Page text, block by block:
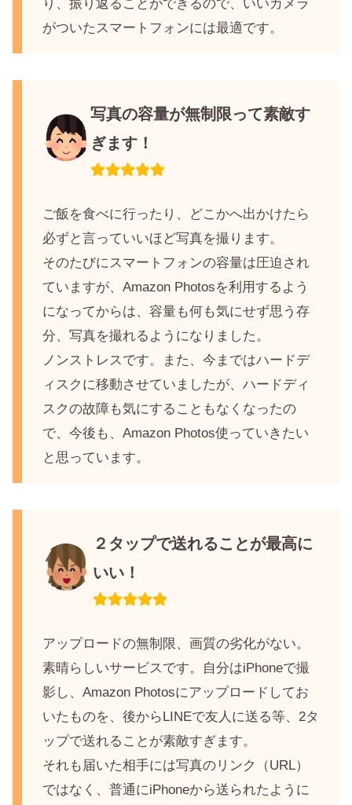
り、振り返ることができるので、いいカメラ
がついたスマートフォンには最適です。
写真の容量が無制限って素敵す
ぎます！
ご飯を食べに行ったり、どこかへ出かけたら
必ずと言っていいほど写真を撮ります。
そのたびにスマートフォンの容量は圧迫され
ていますが、Amazon Photosを利用するよう
になってからは、容量も何も気にせず思う存
分、写真を撮れるようになりました。
ノンストレスです。また、今まではハードデ
ィスクに移動させていましたが、ハードディ
スクの故障も気にすることもなくなったの
で、今後も、Amazon Photos使っていきたい
と思っています。
２タップで送れることが最高に
いい！
アップロードの無制限、画質の劣化がない。
素晴らしいサービスです。自分はiPhoneで撮
影し、Amazon Photosにアップロードしてお
いたものを、後からLINEで友人に送る等、2タ
ップで送れることが素敵すぎます。
それも届いた相手には写真のリンク（URL）
ではなく、普通にiPhoneから送られたように